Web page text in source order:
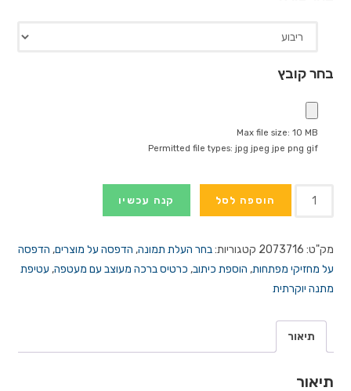
בחר קובץ
Max file size: 10 MB
Permitted file types: jpg jpeg jpe png gif
כמות
על
מחזיק
מפתחות
אישית
הוספה לסל קנה עכשיו
מק"ט: 2073716 קטגוריות:בחר העלת תמונה, הדפסה על מוצרים, הדפסה
על מחזיקי מפתחות, הוספת כיתוב, כרטיס ברכה מעוצב עם מעטפה, עטיפת
מתנה יוקרתית
תיאור
תיאור